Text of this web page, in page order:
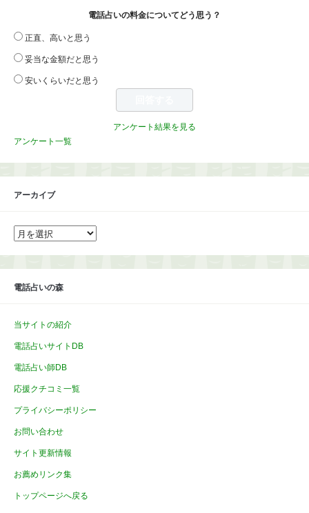
電話占いの料金についてどう思う？
正直、高いと思う
妥当な金額だと思う
安いくらいだと思う
アンケート結果を見る
アンケート一覧
アーカイブ
ア
ー
イ
電話占いの森
当サイトの紹介
電話占いサイトDB
電話占い師DB
応援クチコミ一覧
プライバシーポリシー
お問い合わせ
サイト更新情報
お薦めリンク集
トップページへ戻る